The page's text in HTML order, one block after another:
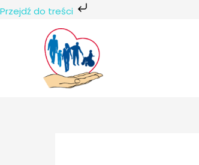
Przejdź do treści